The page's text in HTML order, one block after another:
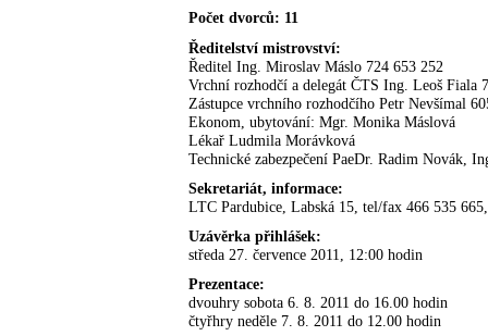
Počet dvorců: 11
Ředitelství mistrovství:
Ředitel Ing. Miroslav Máslo 724 653 252
Vrchní rozhodčí a delegát ČTS Ing. Leoš Fiala
Zástupce vrchního rozhodčího Petr Nevšímal
Ekonom, ubytování: Mgr. Monika Máslová
Lékař Ludmila Morávková
Technické zabezpečení PaeDr. Radim Novák,
Sekretariát, informace:
LTC Pardubice, Labská 15, tel/fax 466 535
Uzávěrka přihlášek:
středa 27. července 2011, 12:00 hodin
Prezentace:
dvouhry sobota 6. 8. 2011 do 16.00 hodin
čtyřhry neděle 7. 8. 2011 do 12.00 hodin